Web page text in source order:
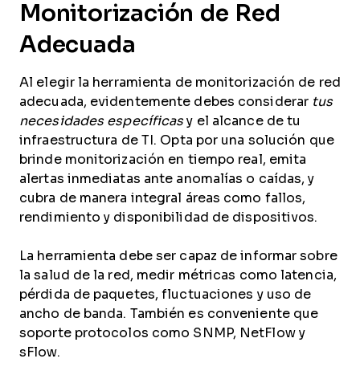
Monitorización de Red
Adecuada
Al elegir la herramienta de monitorización de red
adecuada, evidentemente debes considerar tus
necesidades específicasy el alcance de tu
infraestructura de TI. Opta por una solución que
brinde monitorización en tiempo real, emita
alertas inmediatas ante anomalías o caídas, y
cubra de manera integral áreas como fallos,
rendimiento y disponibilidad de dispositivos.
La herramienta debe ser capaz de informar sobre
la salud de la red, medir métricas como latencia,
pérdida de paquetes, fluctuaciones y uso de
ancho de banda. También es conveniente que
soporte protocolos como SNMP, NetFlow y
sFlow.